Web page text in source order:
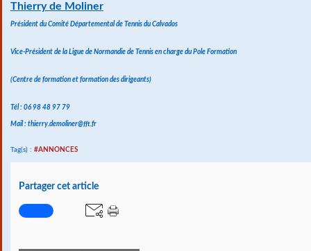
Thierry de Moliner
Président du Comité Départemental de Tennis du Calvados
Vice-Président de la Ligue de Normandie de Tennis en charge du Pole Formation
(Centre de formation et formation des dirigeants)
Tél : 06 98 48 97 79
Mail : thierry.demoliner@fft.fr
Tag(s) : #ANNONCES
Partager cet article